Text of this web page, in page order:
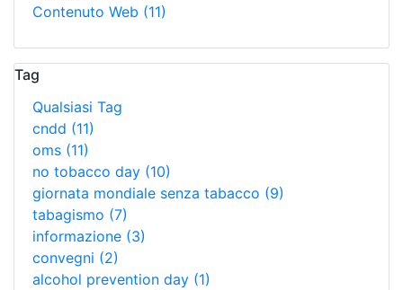
Contenuto Web (11)
Tag
Qualsiasi Tag
cndd (11)
oms (11)
no tobacco day (10)
giornata mondiale senza tabacco (9)
tabagismo (7)
informazione (3)
convegni (2)
alcohol prevention day (1)